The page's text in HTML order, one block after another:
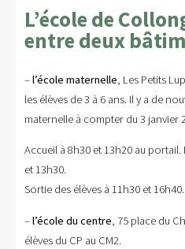
L’école de
entre deux
–l’école maternelle, Les Petits
les élèves de 3 à 6 ans. Il y a de
maternelle à compter du 3 janvier
Accueil à 8h30 et 13h20 au portail.
et 13h30.
Sortie des élèves à 11h30 et 16h40.
–l’école du centre, 75 place du
élèves du CP au CM2.